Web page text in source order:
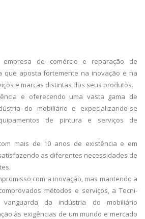
de comércio e reparação de
que aposta fortemente na inovação e na
e marcas distintas dos seus produtos.
e oferecendo uma vasta gama de
do mobiliário e expecializando-se
de pintura e serviços de
mais de 10 anos de existência e em
as diferentes necessidades de
com a inovação, mas mantendo a
métodos e serviços, a Tecni-
vanguarda da indústria do mobiliário
às exigências de um mundo e mercado